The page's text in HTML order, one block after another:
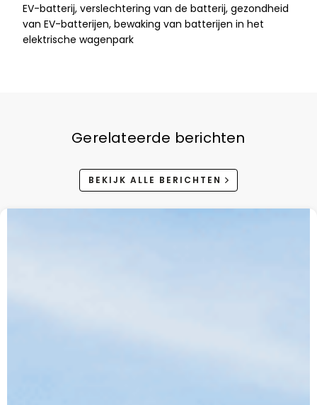
EV-batterij, verslechtering van de batterij, gezondheid
van EV-batterijen, bewaking van batterijen in het
elektrische wagenpark
Gerelateerde berichten
BEKIJK ALLE BERICHTEN